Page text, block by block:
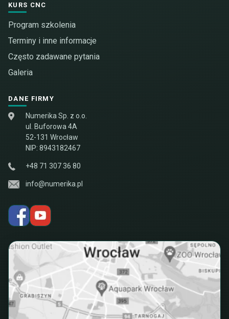
KURS CNC
Program szkolenia
Terminy i inne informacje
Często zadawane pytania
Galeria
DANE FIRMY
Numerika Sp. z o.o.
ul. Buforowa 4A
52-131 Wrocław
NIP: 8943182467
+48 71 307 36 80
info@numerika.pl